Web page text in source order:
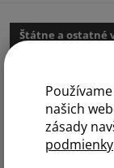
našich
zásady
podmienky
Štátne a ostatné